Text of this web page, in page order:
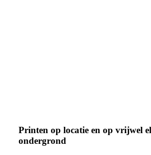
Printen op locatie en op vrijwel
ondergrond